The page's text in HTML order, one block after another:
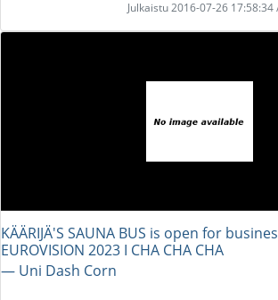
Julkaistu 2016-07-26
KÄÄRIJÄ'S SAUNA BUS is open for
EUROVISION 2023 I CHA CHA CHA
― Uni Dash Corn